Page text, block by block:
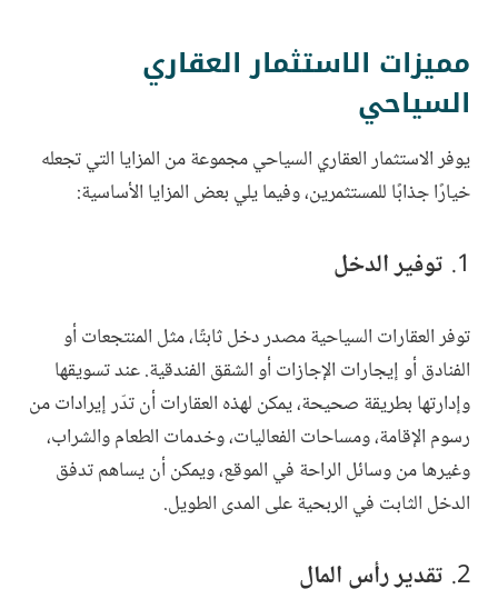
مميزات الاستثمار العقاري
السياحي
يوفر الاستثمار العقاري السياحي مجموعة من المزايا التي تجعله
خيارًا جذابًا للمستثمرين، وفيما يلي بعض المزايا الأساسية:
توفير الدخل
توفر العقارات السياحية مصدر دخل ثابتًا، مثل المنتجعات أو
الفنادق أو إيجارات الإجازات أو الشقق الفندقية. عند تسويقها
وإدارتها بطريقة صحيحة، يمكن لهذه العقارات أن تدّر إيرادات من
رسوم الإقامة، ومساحات الفعاليات، وخدمات الطعام والشراب،
وغيرها من وسائل الراحة في الموقع، ويمكن أن يساهم تدفق
الدخل الثابت في الربحية على المدى الطويل.
تقدير رأس المال